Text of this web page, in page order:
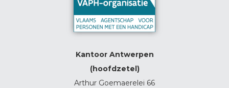
Kantoor Antwerpen
(hoofdzetel)
Arthur Goemaerelei 66